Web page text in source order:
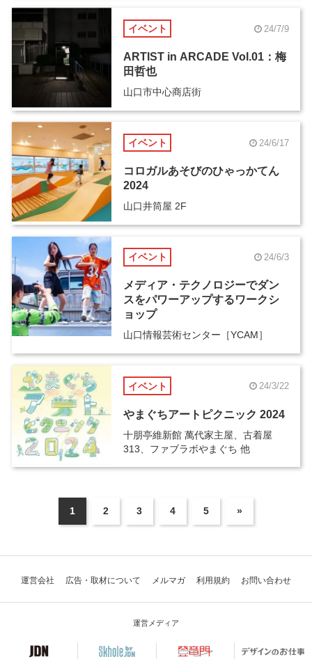
イベント 24/7/9
ARTIST in ARCADE Vol.01：梅
田哲也
山口市中心商店街
イベント 24/6/17
コロガルあそびのひゃっかてん
2024
山口井筒屋 2F
イベント 24/6/3
メディア・テクノロジーでダン
スをパワーアップするワークシ
ョップ
山口情報芸術センター［YCAM］
イベント 24/3/22
やまぐちアートピクニック 2024
十朋亭維新館 萬代家主屋、古着屋
313、ファブラボやまぐち 他
1 2 3 4 5 »
運営会社 広告・取材について メルマガ 利用規約 お問い合わせ
運営メディア